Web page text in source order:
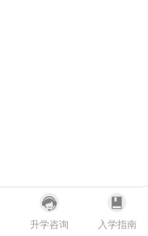
升学咨询 入学指南